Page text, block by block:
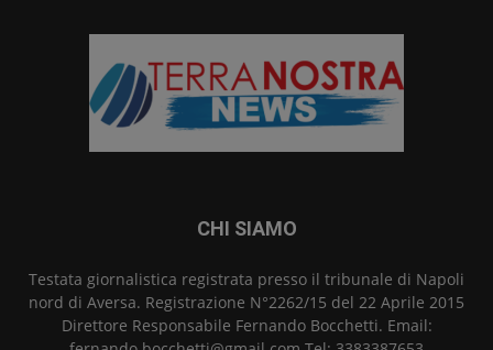
CHI SIAMO
Testata giornalistica registrata presso il tribunale di Napoli
nord di Aversa. Registrazione N°2262/15 del 22 Aprile 2015
Direttore Responsabile Fernando Bocchetti. Email: